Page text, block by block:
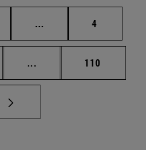
... Páginas intermedias
Página
4
... Páginas intermedias
Página
110